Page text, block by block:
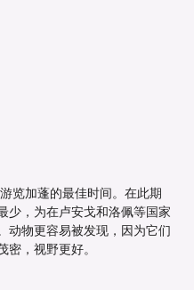
览加蓬的最佳时间。在此期
少，为在卢安戈和洛佩等国家
动物更容易被发现，因为它们
，视野更好。